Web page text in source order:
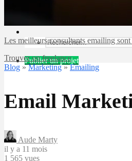
Publier un projet
Les meilleurs consultants emailing
Trouver un freelance
Blog »Marketing»Emailing
Email
Aude Marty
il y a 11 mois
1 565 vues